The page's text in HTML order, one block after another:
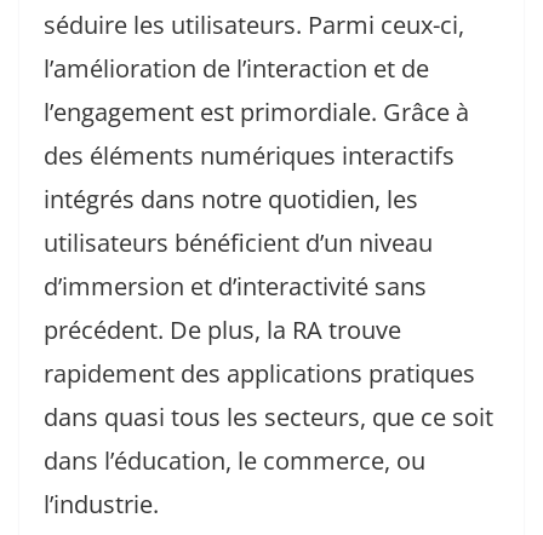
séduire les utilisateurs. Parmi ceux-ci,
l’amélioration de l’interaction et de
l’engagement est primordiale. Grâce à
des éléments numériques interactifs
intégrés dans notre quotidien, les
utilisateurs bénéficient d’un niveau
d’immersion et d’interactivité sans
précédent. De plus, la RA trouve
rapidement des applications pratiques
dans quasi tous les secteurs, que ce soit
dans l’éducation, le commerce, ou
l’industrie.